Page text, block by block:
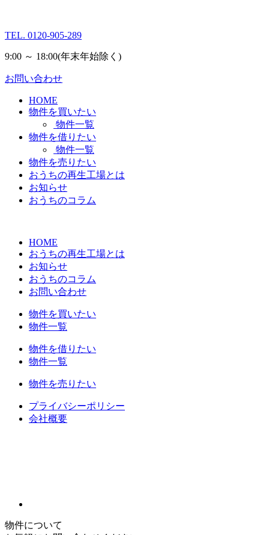
TEL. 0120-905-289
9:00 ～ 18:00(年末年始除く)
お問い合わせ
HOME
物件を買いたい
物件一覧
物件を借りたい
物件一覧
物件を売りたい
おうちの再生工場とは
お知らせ
おうちのコラム
HOME
おうちの再生工場とは
お知らせ
おうちのコラム
お問い合わせ
物件を買いたい
物件一覧
物件を借りたい
物件一覧
物件を売りたい
プライバシーポリシー
会社概要
物件について